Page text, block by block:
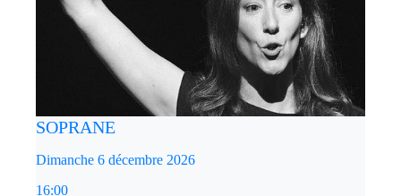
SOPRANE
Dimanche 6 décembre 2026
16:00